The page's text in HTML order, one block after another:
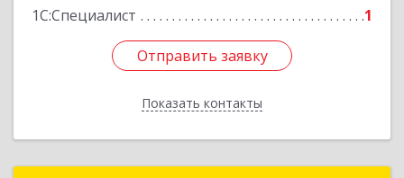
1С:Специалист
1
Отправить заявку
Показать контакты
Отправить заявку
Назад